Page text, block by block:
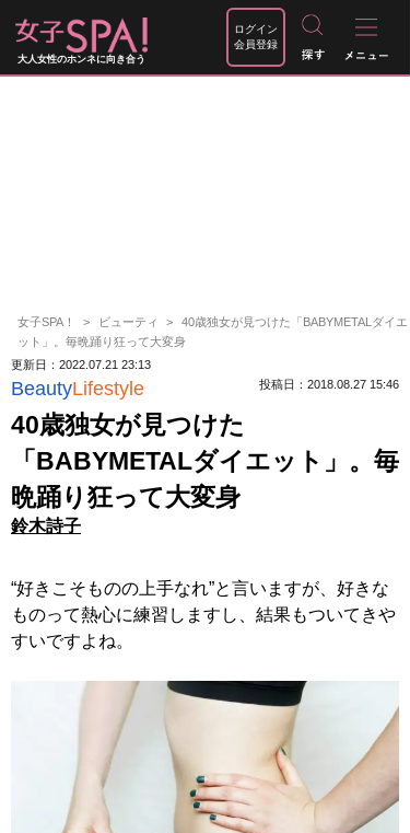
大人女性のホンネに向き合う
ログイン
会員登録
女子SPA！ ビューティ
40歳独女が見つけた「BABYMETALダイエ
ット」。毎晩踊り狂って大変身
更新日：2022.07.21 23:13
BeautyLifestyle 投稿日：2018.08.27 15:46
40歳独女が見つけた
「BABYMETALダイエット」。毎
晩踊り狂って大変身
鈴木詩子
“好きこそものの上手なれ”と言いますが、好きな
ものって熱心に練習しますし、結果もついてきや
すいですよね。